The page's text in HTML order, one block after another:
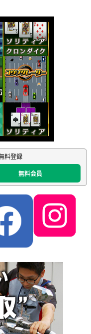
料登録
無料会員